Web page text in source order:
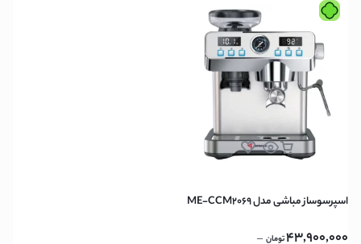
اسپرسوساز مباشی مدل ME-CCM2069
43,900,000تومان –